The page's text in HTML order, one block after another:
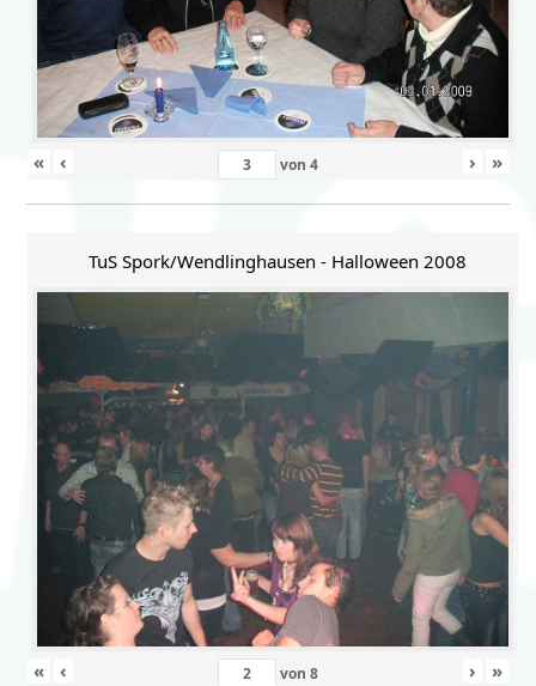
« ‹ von 4 › »
TuS Spork/Wendlinghausen - Halloween 2008
« ‹ von 8 › »